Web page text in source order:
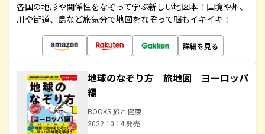
各国の地形や関係性をなぞって学ぶ新しい地図本！国境や州、
川や街道、島など旅気分で地図をなぞって脳もイキイキ！
詳細を見る
地球のなぞり方 旅地図 ヨーロッパ
編
BOOKS 旅と健康
2022.10.14 発売